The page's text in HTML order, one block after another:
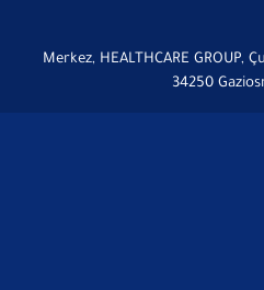
Merkez, HEALTHCARE GROUP,
34250